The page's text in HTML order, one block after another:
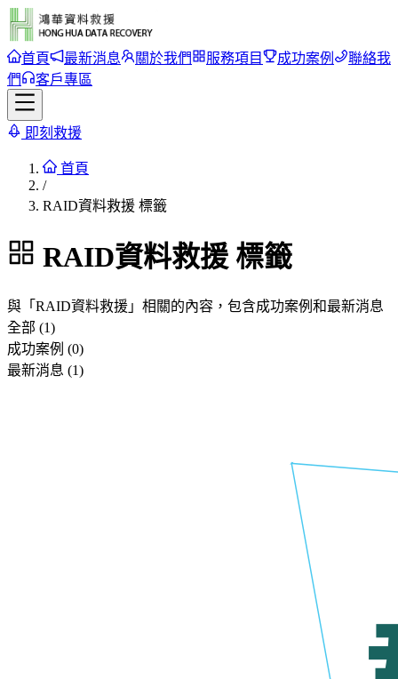
首頁 最新消息 關於我們 服務項目 成功案例
聯絡我
們
客戶專區
即刻救援
首頁
/
RAID資料救援 標籤
RAID資料救援 標籤
與「 RAID資料救援 」相關的內容，包含成功案例和最新消息
全部 (1)
成功案例 (0)
最新消息 (1)